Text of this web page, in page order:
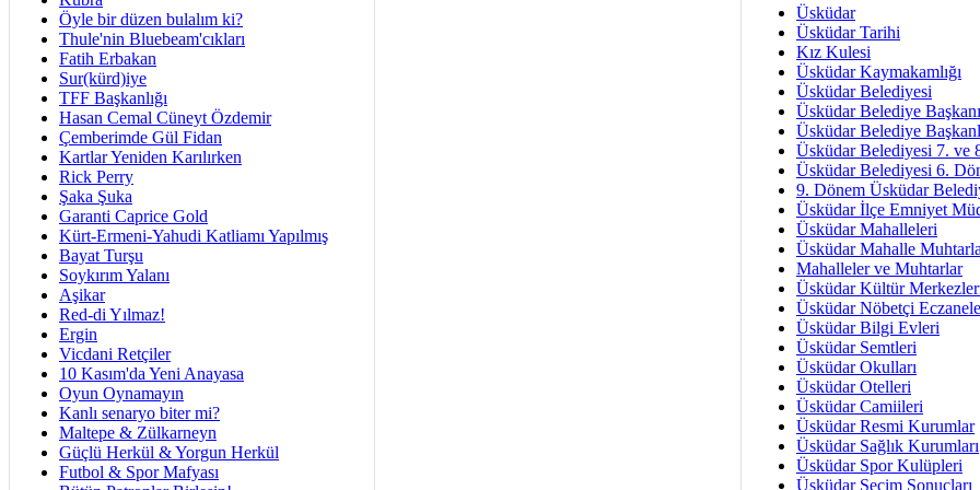
Öyle bir düzen bulalım ki?
Thule'nin Bluebeam'cıkları
Fatih Erbakan
Sur(kürd)iye
TFF Başkanlığı
Hasan Cemal Cüneyt Özdemir
Çemberimde Gül Fidan
Kartlar Yeniden Karılırken
Rick Perry
Şaka Şuka
Garanti Caprice Gold
Kürt-Ermeni-Yahudi Katliamı Yapılmış
Bayat Turşu
Soykırım Yalanı
Aşikar
Red-di Yılmaz!
Ergin
Vicdani Retçiler
10 Kasım'da Yeni Anayasa
Oyun Oynamayın
Kanlı senaryo biter mi?
Maltepe & Zülkarneyn
Güçlü Herkül & Yorgun Herkül
Futbol & Spor Mafyası
Dünya Fani, Ama
Hukukun
Av.
İmar Sorunlarının Genel
Arakan
Bayramın
Ruhsal
Üsküdar
Üsküdar
Üsküdar Tarihi
Kız Kulesi
Üsküdar Kaymakamlığı
Üsküdar Belediyesi
Üsküdar Belediye Başkanı
Üsküdar Belediye
Üsküdar Belediyesi 7. ve
Üsküdar Belediyesi 6.
9. Dönem Üsküdar
Üsküdar İlçe Emniyet
Üsküdar Mahalleleri
Üsküdar Mahalle
Mahalleler ve Muhtarlar
Üsküdar Kültür
Üsküdar Nöbetçi
Üsküdar Bilgi Evleri
Üsküdar Semtleri
Üsküdar Okulları
Üsküdar Otelleri
Üsküdar Camiileri
Üsküdar Resmi Kurumlar
Üsküdar Sağlık Kurumları
Üsküdar Spor Kulüpleri
Üsküdar Seçim Sonuçları